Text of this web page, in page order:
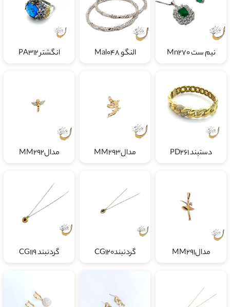
نیم ست Mn270 النگو Mal048 انگشتر PA312
دستبند PD261 مدالMM293 مدالMM292
مدالMM291 گردنبندCG120 گردنبند CG119